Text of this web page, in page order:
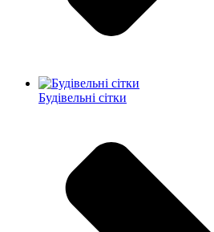
Будівельні сітки